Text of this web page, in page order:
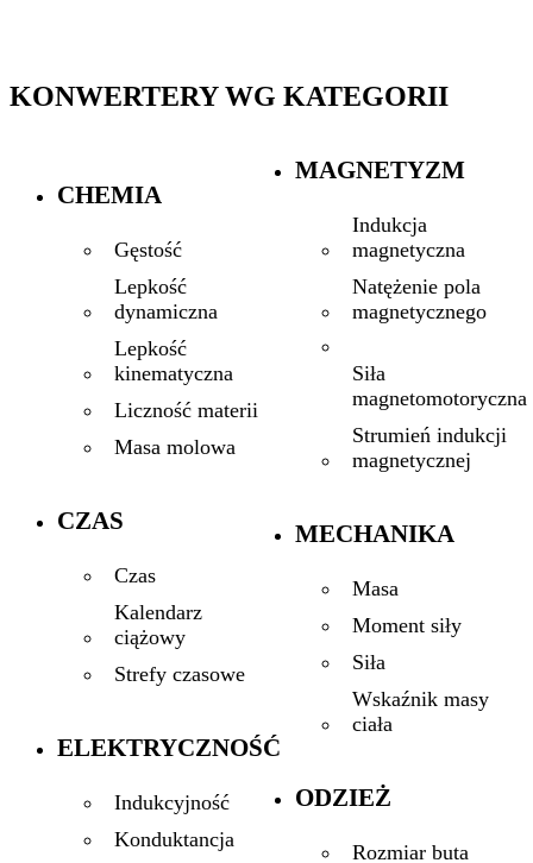
KONWERTERY WG KATEGORII
CHEMIA
Gęstość
Lepkość
dynamiczna
Lepkość
kinematyczna
Liczność materii
Masa molowa
CZAS
Czas
Kalendarz
ciążowy
Strefy czasowe
ELEKTRYCZNOŚĆ
Indukcyjność
Konduktancja
MAGNETYZM
Indukcja
magnetyczna
Natężenie pola
magnetycznego
Siła
magnetomotoryczna
Strumień indukcji
magnetycznej
MECHANIKA
Masa
Moment siły
Siła
Wskaźnik masy
ciała
ODZIEŻ
Rozmiar buta